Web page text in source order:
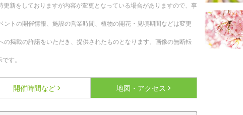
新をしておりますが内容が変更となっている場合がありますので、事
トの開催情報、施設の営業時間、植物の開花・見頃期間などは変更
掲載の許諾をいただき、提供されたものとなります。画像の無断転
す。
開催時間など 地図・アクセス